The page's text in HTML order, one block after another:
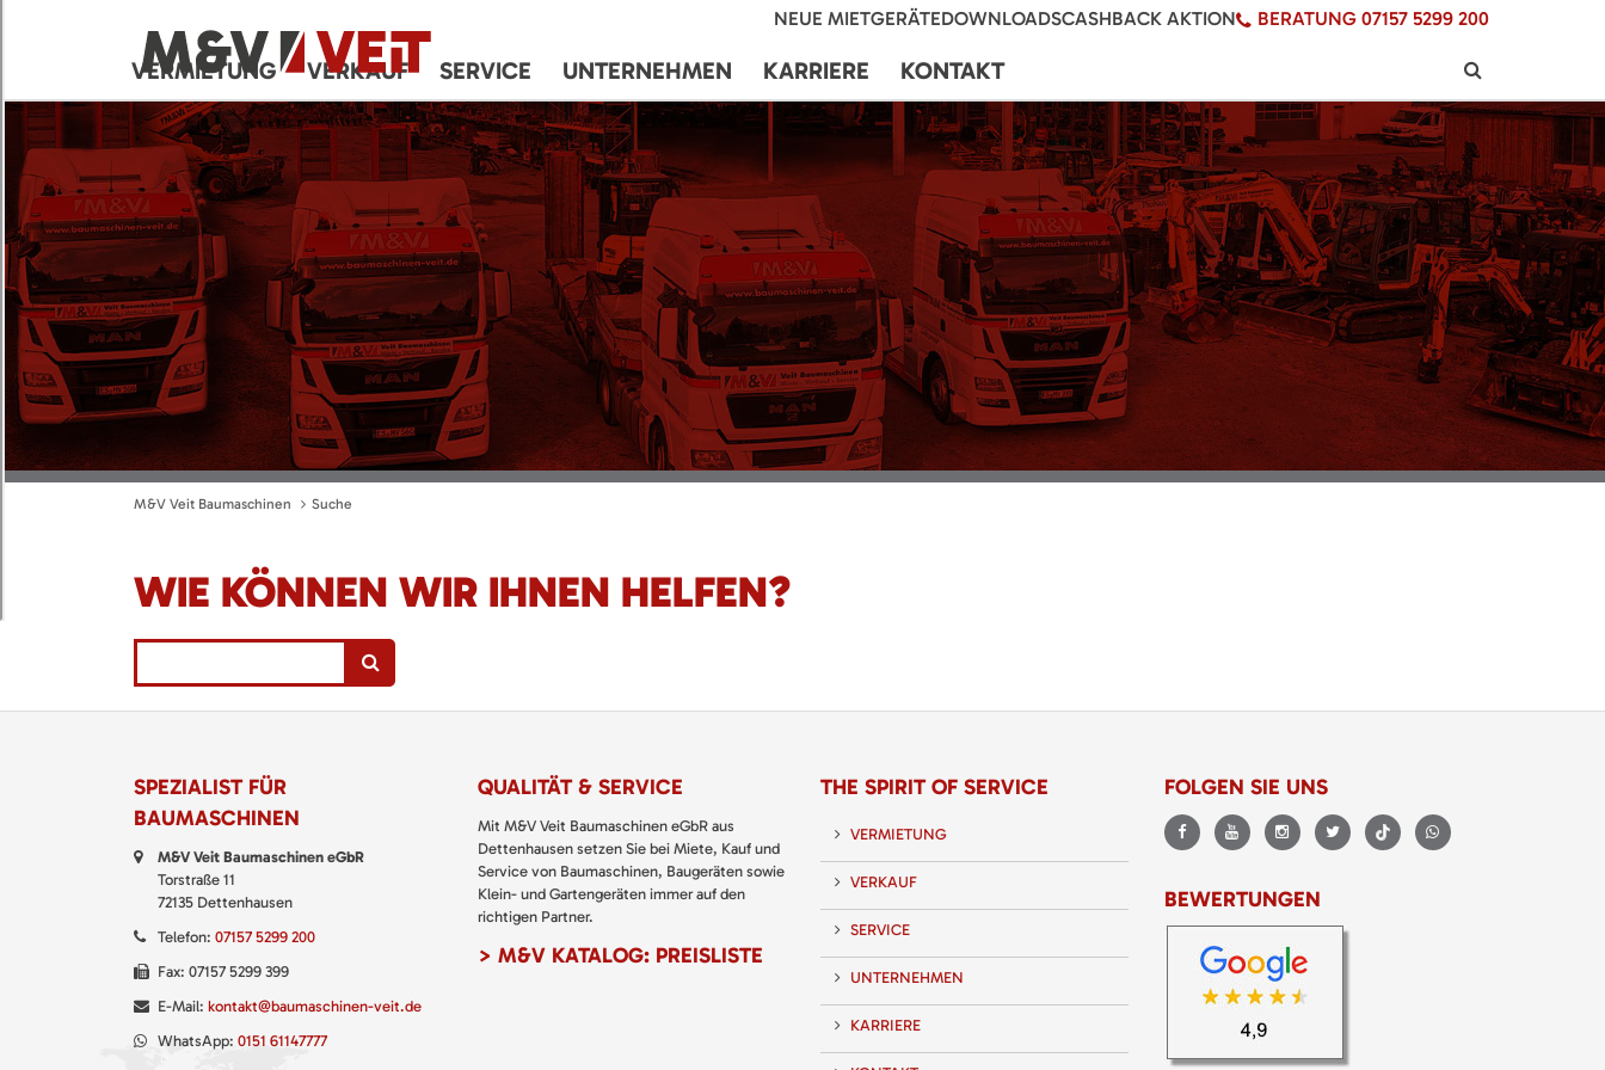
NEUE MIETGERÄTEDOWNLOADSCASHBACK AKTION BERATUNG 07157 5299 200
VERMIETUNG VERKAUF SERVICE UNTERNEHMEN KARRIERE KONTAKT
M&V Veit Baumaschinen Suche
WIE KÖNNEN WIR IHNEN HELFEN?
SPEZIALIST FÜR
BAUMASCHINEN
M&V Veit Baumaschinen eGbR
Torstraße 11
72135 Dettenhausen
Telefon: 07157 5299 200
Fax: 07157 5299 399
E-Mail: kontakt@baumaschinen-veit.de
WhatsApp: 0151 61147777
QUALITÄT & SERVICE
Mit M&V Veit Baumaschinen eGbR aus
Dettenhausen setzen Sie bei Miete, Kauf und
Service von Baumaschinen, Baugeräten sowie
Klein- und Gartengeräten immer auf den
richtigen Partner.
> M&V KATALOG: PREISLISTE
THE SPIRIT OF SERVICE
VERMIETUNG
VERKAUF
SERVICE
UNTERNEHMEN
KARRIERE
FOLGEN SIE UNS
BEWERTUNGEN